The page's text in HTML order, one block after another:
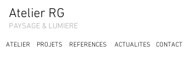
Atelier RG
PAYSAGE & LUMIERE
ATELIER PROJETS REFERENCES ACTUALITES CONTACT